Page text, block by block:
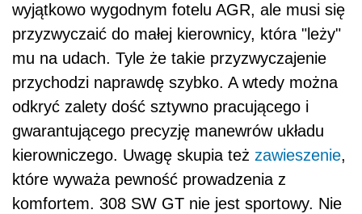
wyjątkowo wygodnym fotelu AGR, ale musi się
przyzwyczaić do małej kierownicy, która "leży"
mu na udach. Tyle że takie przyzwyczajenie
przychodzi naprawdę szybko. A wtedy można
odkryć zalety dość sztywno pracującego i
gwarantującego precyzję manewrów układu
kierowniczego. Uwagę skupia też zawieszenie,
które wyważa pewność prowadzenia z
komfortem. 308 SW GT nie jest sportowy. Nie